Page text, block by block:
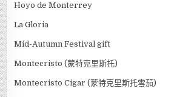
Hoyo de Monterrey
La Gloria
Mid-Autumn Festival gift
Montecristo (蒙特克里斯托)
Montecristo Cigar (蒙特克里斯托雪茄)